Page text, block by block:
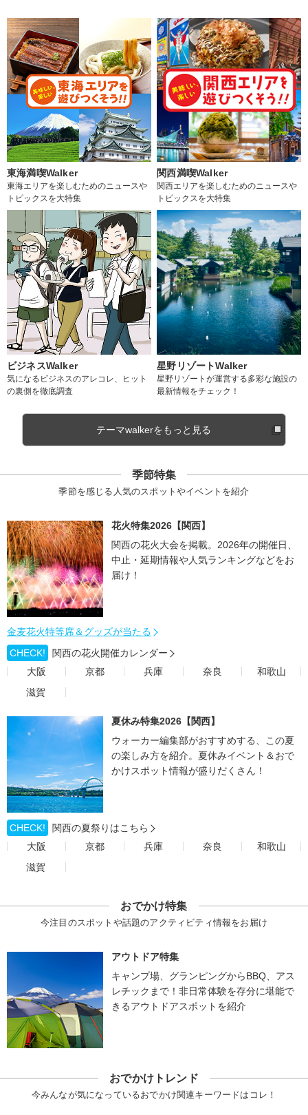
東海満喫Walker
東海エリアを楽しむためのニュースや
トピックスを大特集
関西満喫Walker
関西エリアを楽しむためのニュースや
トピックスを大特集
ビジネスWalker
気になるビジネスのアレコレ、ヒット
の裏側を徹底調査
星野リゾートWalker
星野リゾートが運営する多彩な施設の
最新情報をチェック！
テーマwalkerをもっと見る
季節特集
季節を感じる人気のスポットやイベントを紹介
花火特集2026【関西】
関西の花火大会を掲載。2026年の開催日、
中止・延期情報や人気ランキングなどをお
届け！
金麦花火特等席＆グッズが当たる
CHECK!
関西の花火開催カレンダー
大阪
京都 兵庫 奈良
和歌山
滋賀
夏休み特集2026【関西】
ウォーカー編集部がおすすめする、この夏
の楽しみ方を紹介。夏休みイベント＆おで
かけスポット情報が盛りだくさん！
CHECK!
関西の夏祭りはこちら
大阪
京都 兵庫 奈良
和歌山
滋賀
おでかけ特集
今注目のスポットや話題のアクティビティ情報をお届け
アウトドア特集
キャンプ場、グランピングからBBQ、アス
レチックまで！非日常体験を存分に堪能で
きるアウトドアスポットを紹介
おでかけトレンド
今みんなが気になっているおでかけ関連キーワードはコレ！